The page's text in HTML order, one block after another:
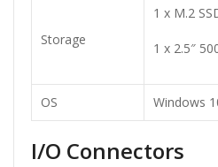
Storage
1 x M.2
1 x 2.5″
OS Windows
I/O Connectors